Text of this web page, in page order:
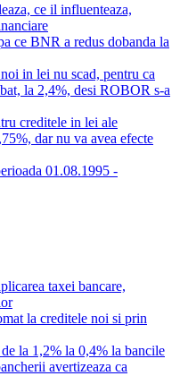
ce il influenteaza,
ce BNR a redus dobanda la
in lei nu scad, pentru ca
la 2,4%, desi ROBOR s-a
creditele in lei ale
dar nu va avea efecte
01.08.1995 -
taxei bancare,
la creditele noi si prin
la 1,2% la 0,4% la bancile
avertizeaza ca